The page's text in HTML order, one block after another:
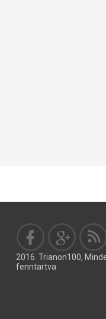
2016. Trianon100,
fenntartva